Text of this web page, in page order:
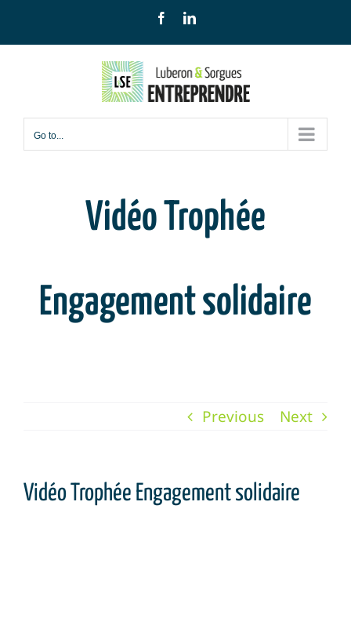
to
FacebookLinkedIn
Go to...
Vidéo Trophée
Engagement solidaire
Previous Next
Vidéo Trophée Engagement solidaire